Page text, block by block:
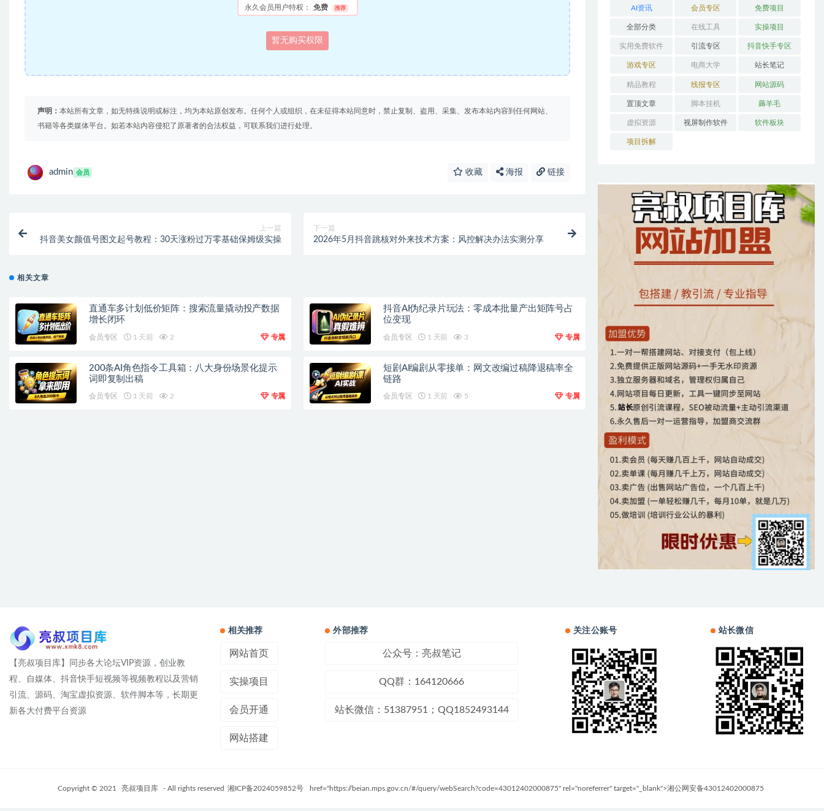
永久会员用户特权： 免费 推荐
暂无购买权限
声明： 本站所有文章，如无特殊说明或标注，均为本站原创发布。任何个人或组织，在未征得本站同意时，禁止复制、盗用、采集、发布本站内容到任何网站、
书籍等各类媒体平台。如若本站内容侵犯了原著者的合法权益，可联系我们进行处理。
admin 会员 收藏 海报 链接
上一篇
抖音美女颜值号图文起号教程：30天涨粉过万零基础保姆级实操
下一篇
2026年5月抖音跳核对外来技术方案：风控解决办法实测分享
相关文章
直通车多计划低价矩阵：搜索流量撬动投产数据
增长闭环
会员专区 1 天前 2 专属
抖音AI伪纪录片玩法：零成本批量产出矩阵号占
位变现
会员专区 1 天前 3 专属
200条AI角色指令工具箱：八大身份场景化提示
词即复制出稿
会员专区 1 天前 2 专属
短剧AI编剧从零接单：网文改编过稿降退稿率全
链路
会员专区 1 天前 5 专属
AI资讯 会员专区 免费项目
全部分类 在线工具 实操项目
实用免费软件 引流专区 抖音快手专区
游戏专区 电商大学 站长笔记
精品教程 线报专区 网站源码
置顶文章 脚本挂机 薅羊毛
虚拟资源 视屏制作软件 软件板块
项目拆解
【亮叔项目库】同步各大论坛VIP资源，创业教
程、自媒体、抖音快手短视频等视频教程以及营销
引流、源码、淘宝虚拟资源、软件脚本等，长期更
新各大付费平台资源
相关推荐
网站首页
实操项目
会员开通
网站搭建
外部推荐
公众号：亮叔笔记
QQ群：164120666
站长微信：51387951；QQ1852493144
关注公账号 站长微信
Copyright © 2021 亮叔项目库 - All rights reserved 湘ICP备2024059852号 href="https://beian.mps.gov.cn/#/query/webSearch?code=43012402000875" rel="noreferrer" target="_blank">湘公网安备43012402000875